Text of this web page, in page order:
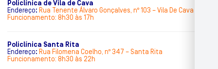
Policlínica de Vila de Cava
Endereço: Rua Tenente Álvaro Gonçalves, nº 103 – Vila De Cava
Funcionamento: 8h30 às 17h
Policlínica Santa Rita
Endereço: Rua Filomena Coelho, nº 347 – Santa Rita
Funcionamento: 8h30 às 22h